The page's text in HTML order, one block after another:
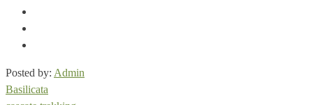
Posted by: Admin
Basilicata